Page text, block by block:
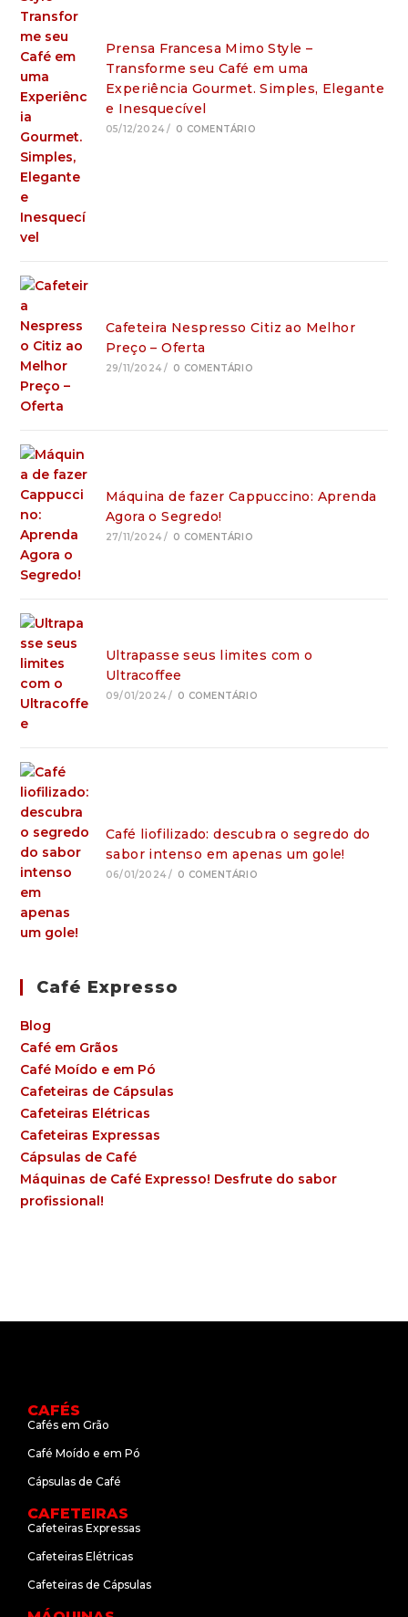
Prensa Francesa Mimo Style –
Transforme seu Café em uma
Experiência Gourmet. Simples, Elegante
e Inesquecível
05/12/2024 / 0 COMENTÁRIO
Cafeteira Nespresso Citiz ao Melhor
Preço – Oferta
29/11/2024 / 0 COMENTÁRIO
Máquina de fazer Cappuccino: Aprenda
Agora o Segredo!
27/11/2024 / 0 COMENTÁRIO
Ultrapasse seus limites com o
Ultracoffee
09/01/2024 / 0 COMENTÁRIO
Café liofilizado: descubra o segredo do
sabor intenso em apenas um gole!
06/01/2024 / 0 COMENTÁRIO
Café Expresso
Blog
Café em Grãos
Café Moído e em Pó
Cafeteiras de Cápsulas
Cafeteiras Elétricas
Cafeteiras Expressas
Cápsulas de Café
Máquinas de Café Expresso! Desfrute do sabor
profissional!
CAFÉS
Cafés em Grão
Café Moído e em Pó
Cápsulas de Café
CAFETEIRAS
Cafeteiras Expressas
Cafeteiras Elétricas
Cafeteiras de Cápsulas